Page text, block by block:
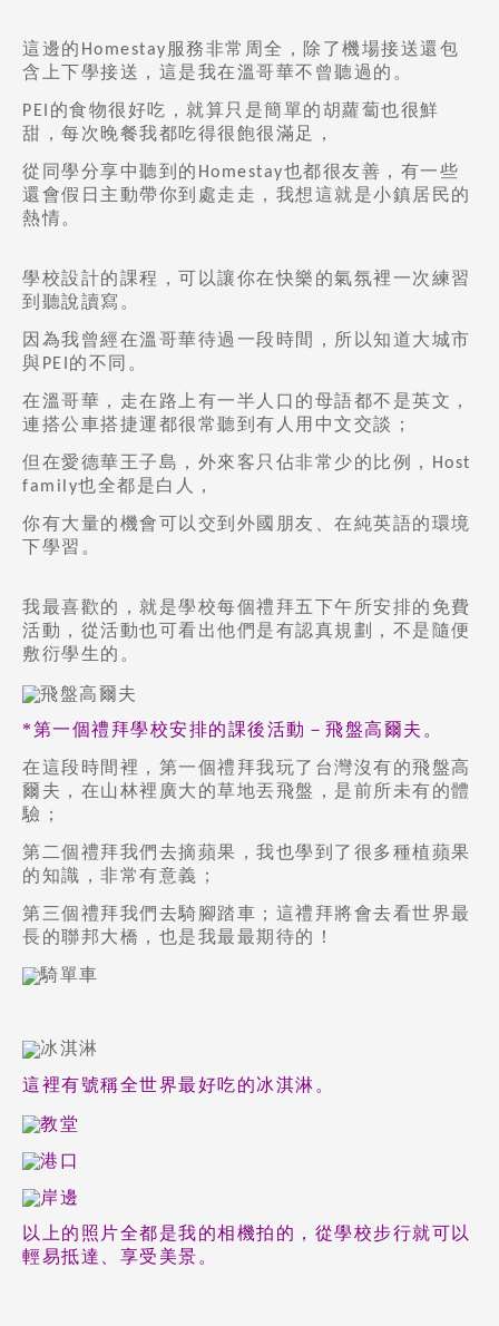
Latest News 最新消息
這邊的 Homestay 服務非常周全，除了機場接送還包
含上下學接送，這是我在溫哥華不曾聽過的。
PEI 的食物很好吃，就算只是簡單的胡蘿蔔也很鮮
甜，每次晚餐我都吃得很飽很滿足，
從同學分享中聽到的 Homestay也都很友善，有一些
還會假日主動帶你到處走走，我想這就是小鎮居民的
熱情。
學校設計的課程，可以讓你在快樂的氣氛裡一次練習
到聽說讀寫。
因為我曾經在溫哥華待過一段時間，所以知道大城市
與PEI的不同。
在溫哥華，走在路上有一半人口的母語都不是英文，
連搭公車搭捷運都很常聽到有人用中文交談；
但在愛德華王子島，外來客只佔非常少的比例，
Host
family也全都是白人，
你有大量的機會可以交到外國朋友、在純英語的環境
下學習。
我最喜歡的，就是學校每個禮拜五下午所安排的免費
活動，從活動也可看出他們是有認真規劃， 不是隨便
敷衍學生的。
*第一個禮拜學校安排的課後活動－飛盤高爾夫。
在這段時間裡，第一個禮拜我玩了台灣沒有的飛盤高
爾夫，在山林裡廣大的草地丟飛盤，是前所未有的體
驗；
第二個禮拜我們去摘蘋果，我也學到了很多種植蘋果
的知識，非常有意義；
第三個禮拜我們去騎腳踏車；這禮拜將會去看世界最
長的聯邦大橋，也是我最最期待的！
這裡有號稱全世界最好吃的冰淇淋。
以上的照片全都是我的相機拍的，從學校步行就可以
輕易抵達、享受美景。